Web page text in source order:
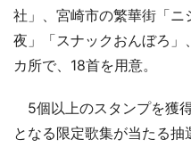
社」、宮崎市の繁華街「
夜」「スナックおんぼろ」
カ所で、18首を用意。
5個以上のスタンプを獲
となる限定歌集が当たる